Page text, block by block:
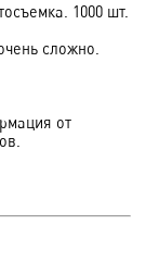
1000 шт.
сложно.
от